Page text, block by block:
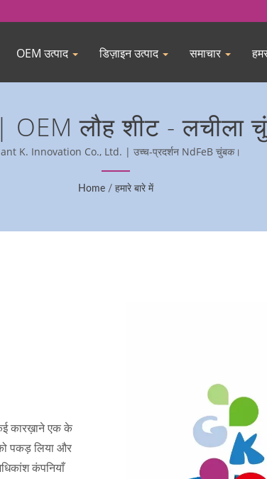
OEM उत्पाद डिज़ाइन उत्पाद समाचार
लौह शीट - लचीला
K. Innovation Co., Ltd. | उच्च-प्रदर्शन NdFeB चुंबक।
Home / हमारे बारे में
कारख़ाने एक के
पकड़ लिया और
कंपनियाँ